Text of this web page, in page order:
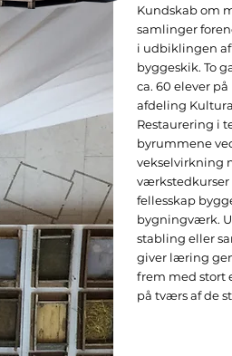
Kundskab om
samlinger
i udbiklingen
byggeskik. To
ca. 60 elever på
afdeling
Restaurering i
byrummene
vekselvirkning
værkstedkurser
fellesskap
bygningværk.
stabling eller
giver læring
frem med stort
på tværs af de